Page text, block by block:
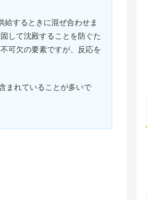
給するときに混ぜ合わせま
して沈殿することを防ぐた
可欠の要素ですが、反応を
まれていることが多いで